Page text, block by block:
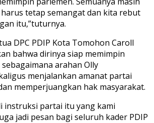
harus tetap semangat dan kita rebut
itu,”tuturnya.
DPC PDIP Kota Tomohon Caroll
bahwa dirinya siap memimpin
arahan Olly
menjalankan amanat partai
memperjuangkan hak masyarakat.
instruksi partai itu yang kami
jadi pesan bagi seluruh kader PDIP